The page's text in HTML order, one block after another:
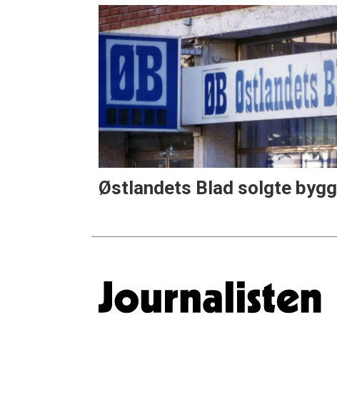
Østlandets Blad solgte bygg